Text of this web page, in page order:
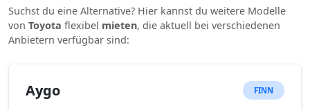
Suchst du eine Alternative? Hier kannst du weitere Modelle
von Toyota flexibel mieten, die aktuell bei verschiedenen
Anbietern verfügbar sind:
Aygo FINN